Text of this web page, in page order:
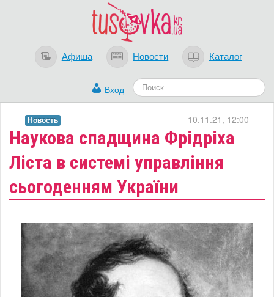
Афиша Новости Каталог
Вход
Наукова спадщина Фрідріха
Ліста в системі управління
сьогоденням України
10.11.21, 12:00
Новость